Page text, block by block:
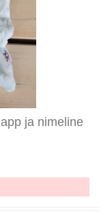
ja nimeline